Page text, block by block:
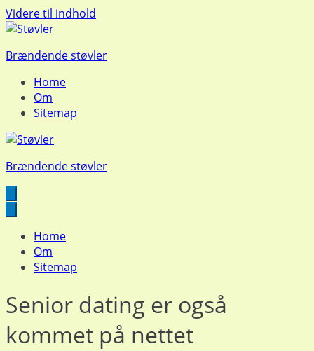
Videre til indhold
Brændende støvler
Home
Om
Sitemap
Brændende støvler
Home
Om
Sitemap
Senior dating er også
kommet på nettet